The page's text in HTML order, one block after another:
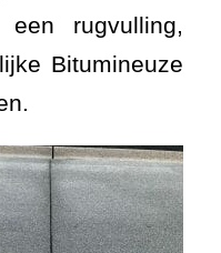
rugvulling,
Bitumineuze